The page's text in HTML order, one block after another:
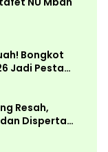
Bongkot
Jadi Pesta
Resah,
Disperta